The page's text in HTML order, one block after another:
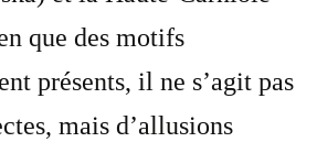
que des motifs
présents, il ne s’agit pas
mais d’allusions